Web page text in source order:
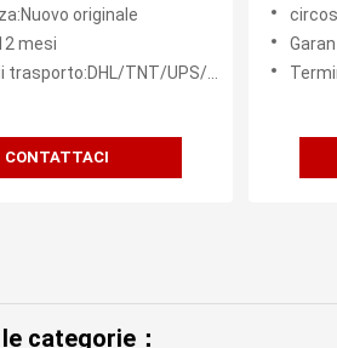
originale
mesi
TNT/UPS/FEDEX ecc.
CONTATTACI
per
categorie：